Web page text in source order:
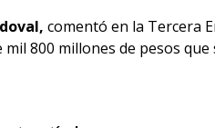
comentó en la Tercera
800 millones de pesos que